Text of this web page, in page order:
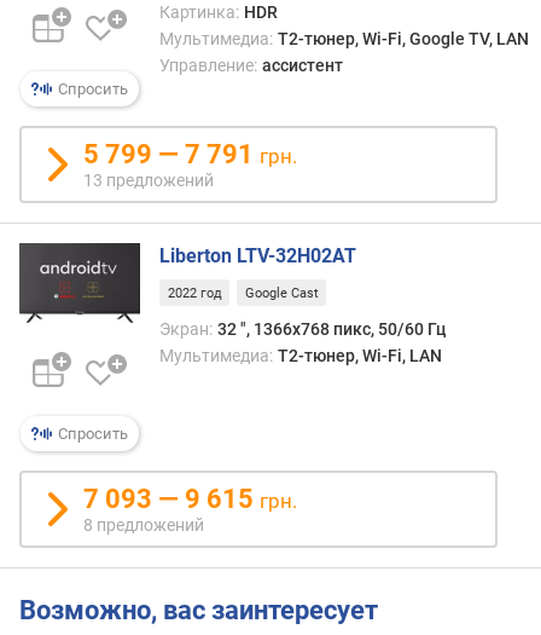
и
ц
т
и
п
п
о
д
с
в
т
к
п
о
к
р
ы
и
Спросить
Картинка: HDR
Мультимедиа: T2-тюнер, Wi-Fi, Google TV, LAN
Управление: ассистент
5 799 — 7 791 грн.
13 предложений
Спросить
Liberton LTV-32H02AT
2022 год Google Cast
Экран: 32 ", 1366x768 пикс, 50/60 Гц
Мультимедиа: T2-тюнер, Wi-Fi, LAN
7 093 — 9 615 грн.
8 предложений
Возможно, вас заинтересует